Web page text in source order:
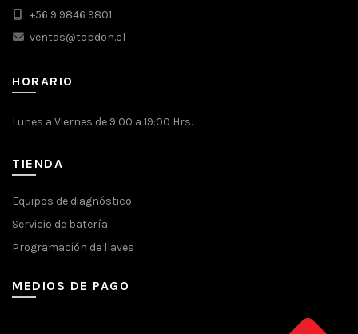
+56 9 9846 9801
ventas@topdon.cl
HORARIO
Lunes a Viernes de 9:00 a 19:00 Hrs.
TIENDA
Equipos de diagnóstico
Servicio de batería
Programación de llaves
MEDIOS DE PAGO